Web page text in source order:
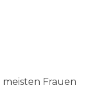
Frauen